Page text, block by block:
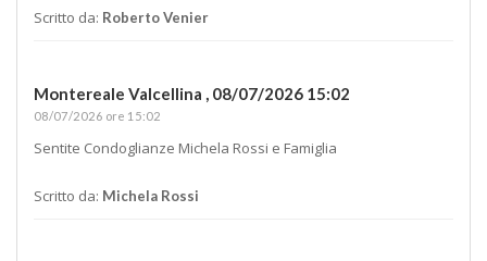
Scritto da: Roberto Venier
Montereale Valcellina , 08/07/2026 15:02
08/07/2026 ore 15:02
Sentite Condoglianze Michela Rossi e Famiglia
Scritto da: Michela Rossi